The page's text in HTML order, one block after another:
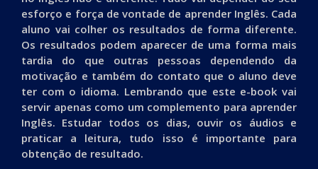
esforço e força de vontade de aprender Inglês. Cada
aluno vai colher os resultados de forma diferente.
Os resultados podem aparecer de uma forma mais
tardia do que outras pessoas dependendo da
motivação e também do contato que o aluno deve
ter com o idioma. Lembrando que este e-book vai
servir apenas como um complemento para aprender
Inglês. Estudar todos os dias, ouvir os áudios e
praticar a leitura, tudo isso é importante para
obtenção de resultado.